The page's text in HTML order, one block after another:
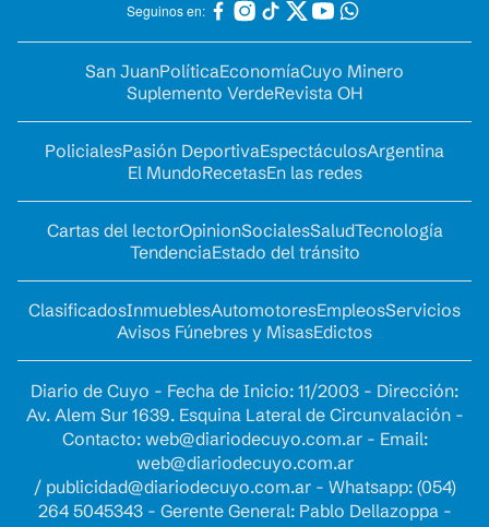
Seguinos en:
San JuanPolíticaEconomíaCuyo Minero
Suplemento VerdeRevista OH
PolicialesPasión DeportivaEspectáculosArgentina
El MundoRecetasEn las redes
Cartas del lectorOpinionSocialesSaludTecnología
TendenciaEstado del tránsito
ClasificadosInmueblesAutomotoresEmpleosServicios
Avisos Fúnebres y MisasEdictos
Diario de Cuyo - Fecha de Inicio: 11/2003 - Dirección:
Av. Alem Sur 1639. Esquina Lateral de Circunvalación -
Contacto: web@diariodecuyo.com.ar- Email:
web@diariodecuyo.com.ar
/ publicidad@diariodecuyo.com.ar- Whatsapp: (054)
264 5045343 - Gerente General: Pablo Dellazoppa -